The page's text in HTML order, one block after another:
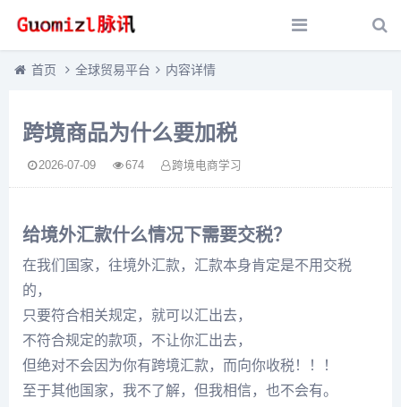
首页 全球贸易平台 内容详情
跨境商品为什么要加税
2026-07-09 674 跨境电商学习
给境外汇款什么情况下需要交税？
在我们国家，往境外汇款，汇款本身肯定是不用交税
的，
只要符合相关规定，就可以汇出去，
不符合规定的款项，不让你汇出去，
但绝对不会因为你有跨境汇款，而向你收税！！！
至于其他国家，我不了解，但我相信，也不会有。